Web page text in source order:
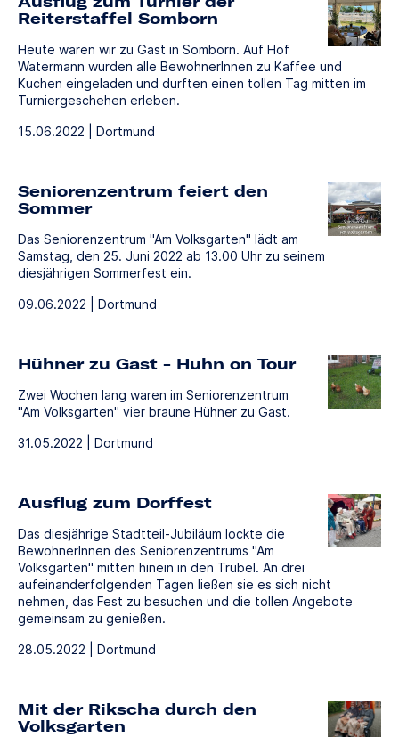
Reiterstaffel Somborn
Heute waren wir zu Gast in Somborn. Auf Hof
Watermann wurden alle BewohnerInnen zu Kaffee und
Kuchen eingeladen und durften einen tollen Tag mitten im
Turniergeschehen erleben.
15.06.2022 | Dortmund
Seniorenzentrum feiert den
Sommer
Das Seniorenzentrum "Am Volksgarten" lädt am
Samstag, den 25. Juni 2022 ab 13.00 Uhr zu seinem
diesjährigen Sommerfest ein.
09.06.2022 | Dortmund
Hühner zu Gast - Huhn on Tour
Zwei Wochen lang waren im Seniorenzentrum
"Am Volksgarten" vier braune Hühner zu Gast.
31.05.2022 | Dortmund
Ausflug zum Dorffest
Das diesjährige Stadtteil-Jubiläum lockte die
BewohnerInnen des Seniorenzentrums "Am
Volksgarten" mitten hinein in den Trubel. An drei
aufeinanderfolgenden Tagen ließen sie es sich nicht
nehmen, das Fest zu besuchen und die tollen Angebote
gemeinsam zu genießen.
28.05.2022 | Dortmund
Mit der Rikscha durch den
Volksgarten